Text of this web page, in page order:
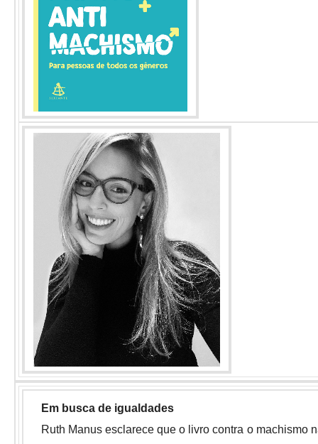
Em busca de igualdades
Ruth Manus esclarece que o livro contra o machismo